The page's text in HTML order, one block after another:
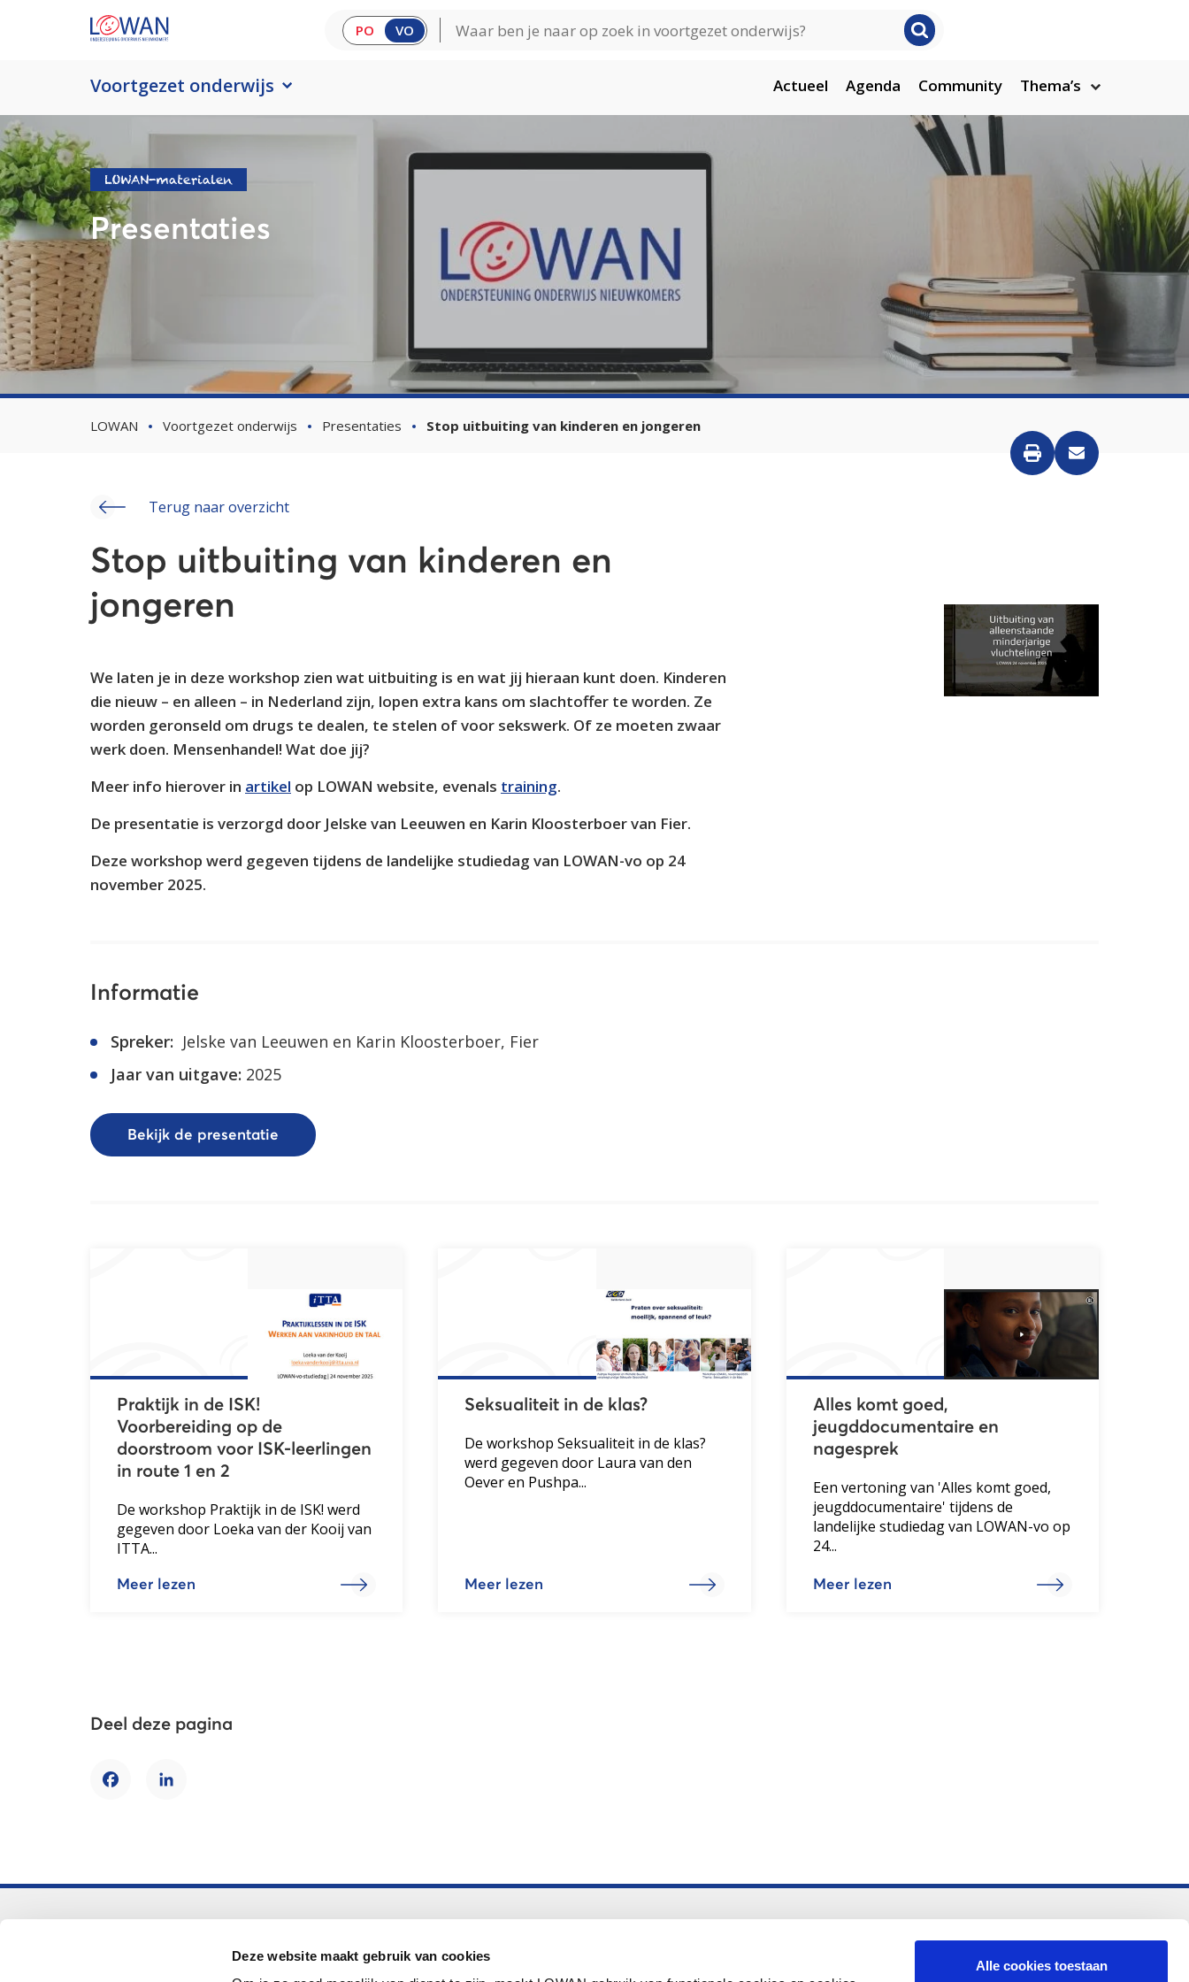
Deze website maakt gebruik van cookies
Alle cookies toestaan
PO VO
Voortgezet onderwijs Actueel Agenda Community Thema’s
LOWAN-materialen
Presentaties
LOWAN Voortgezet onderwijs Presentaties Stop uitbuiting van kinderen en jongeren
Terug naar overzicht
Stop uitbuiting van kinderen en
jongeren
We laten je in deze workshop zien wat uitbuiting is en wat jij hieraan kunt doen. Kinderen
die nieuw – en alleen – in Nederland zijn, lopen extra kans om slachtoffer te worden. Ze
worden geronseld om drugs te dealen, te stelen of voor sekswerk. Of ze moeten zwaar
werk doen. Mensenhandel! Wat doe jij?
Meer info hierover in artikel op LOWAN website, evenals training.
De presentatie is verzorgd door Jelske van Leeuwen en Karin Kloosterboer van Fier.
Deze workshop werd gegeven tijdens de landelijke studiedag van LOWAN-vo op 24
november 2025.
Informatie
Spreker: Jelske van Leeuwen en Karin Kloosterboer, Fier
Jaar van uitgave: 2025
Bekijk de presentatie
Praktijk in de ISK!
Voorbereiding op de
doorstroom voor ISK-leerlingen
in route 1 en 2
De workshop Praktijk in de ISK! werd
gegeven door Loeka van der Kooij van
ITTA...
Meer lezen
Seksualiteit in de klas?
De workshop Seksualiteit in de klas?
werd gegeven door Laura van den
Oever en Pushpa...
Meer lezen
Alles komt goed,
jeugddocumentaire en
nagesprek
Een vertoning van 'Alles komt goed,
jeugddocumentaire' tijdens de
landelijke studiedag van LOWAN-vo op
24...
Meer lezen
Deel deze pagina
FacebookLinkedIn